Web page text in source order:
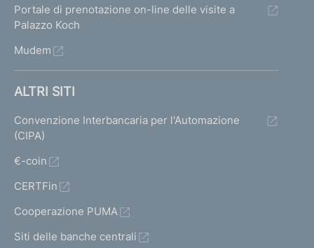
Portale di prenotazione on-line delle visite a
Palazzo Koch
Mudem
ALTRI SITI
Convenzione Interbancaria per l'Automazione
(CIPA)
€-coin
CERTFin
Cooperazione PUMA
Siti delle banche centrali